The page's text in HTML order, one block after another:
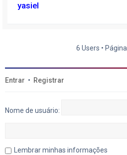
yasiel
6 Users • Página
Entrar • Registrar
Nome de usuário:
Lembrar minhas informações